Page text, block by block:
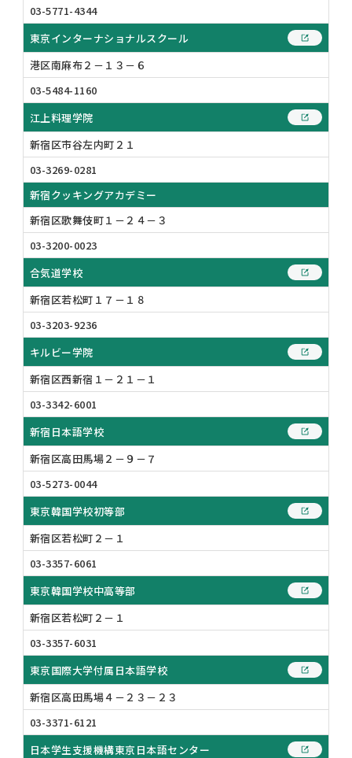
03-5771-4344
東京インターナショナルスクール
港区南麻布２－１３－６
03-5484-1160
江上料理学院
新宿区市谷左内町２１
03-3269-0281
新宿クッキングアカデミー
新宿区歌舞伎町１－２４－３
03-3200-0023
合気道学校
新宿区若松町１７－１８
03-3203-9236
キルビー学院
新宿区西新宿１－２１－１
03-3342-6001
新宿日本語学校
新宿区高田馬場２－９－７
03-5273-0044
東京韓国学校初等部
新宿区若松町２－１
03-3357-6061
東京韓国学校中高等部
新宿区若松町２－１
03-3357-6031
東京国際大学付属日本語学校
新宿区高田馬場４－２３－２３
03-3371-6121
日本学生支援機構東京日本語センター